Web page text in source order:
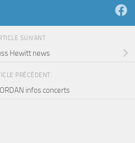
SUIVANT
Hewitt news
PRÉCÉDENT
infos concerts